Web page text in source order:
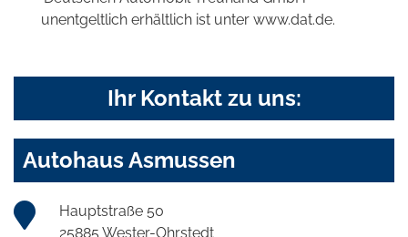
unentgeltlich erhältlich ist unter www.dat.de.
Ihr Kontakt zu uns:
Autohaus Asmussen
Hauptstraße 50
25885 Wester-Ohrstedt